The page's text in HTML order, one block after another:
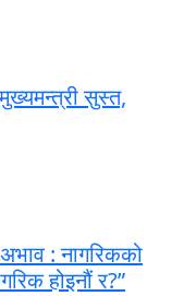
सुस्त,
: नागरिकको
होइनौं र?”